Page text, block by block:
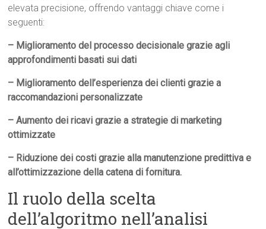
elevata precisione, offrendo vantaggi chiave come i
seguenti:
– Miglioramento del processo decisionale grazie agli
approfondimenti basati sui dati
– Miglioramento dell’esperienza dei clienti grazie a
raccomandazioni personalizzate
– Aumento dei ricavi grazie a strategie di marketing
ottimizzate
– Riduzione dei costi grazie alla manutenzione predittiva e
all’ottimizzazione della catena di fornitura.
Il ruolo della scelta
dell’algoritmo nell’analisi